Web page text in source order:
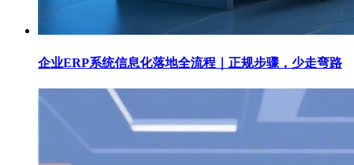
企业ERP系统信息化落地全流程｜正规步骤，少走弯路